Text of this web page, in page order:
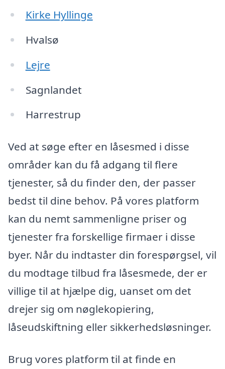
Kirke Hyllinge
Hvalsø
Lejre
Sagnlandet
Harrestrup
Ved at søge efter en låsesmed i disse
områder kan du få adgang til flere
tjenester, så du finder den, der passer
bedst til dine behov. På vores platform
kan du nemt sammenligne priser og
tjenester fra forskellige firmaer i disse
byer. Når du indtaster din forespørgsel, vil
du modtage tilbud fra låsesmede, der er
villige til at hjælpe dig, uanset om det
drejer sig om nøglekopiering,
låseudskiftning eller sikkerhedsløsninger.
Brug vores platform til at finde en